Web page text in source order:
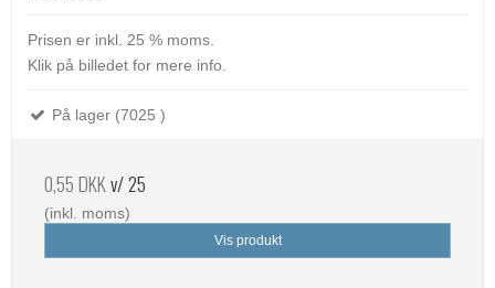
Prisen er inkl. 25 % moms.
Klik på billedet for mere info.
På lager (7025 )
0,55 DKKv/ 25
(inkl. moms)
Vis produkt